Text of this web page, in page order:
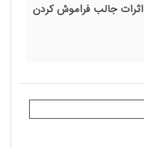
اثرات جالب فراموش کردن